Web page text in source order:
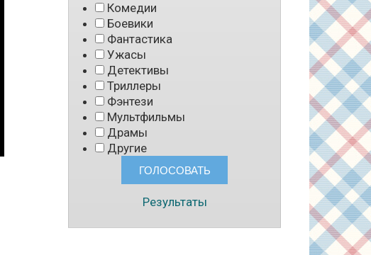
Комедии
Боевики
Фантастика
Ужасы
Детективы
Триллеры
Фэнтези
Мультфильмы
Драмы
Другие
Результаты